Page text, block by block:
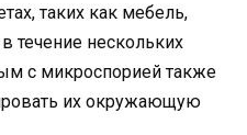
таких как мебель,
течение нескольких
с микроспорией также
их окружающую